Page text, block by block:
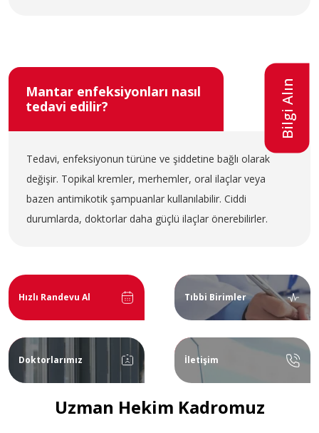
Mantar enfeksiyonları nasıl
tedavi edilir?
Tedavi, enfeksiyonun türüne ve şiddetine bağlı olarak
değişir. Topikal kremler, merhemler, oral ilaçlar veya
bazen antimikotik şampuanlar kullanılabilir. Ciddi
durumlarda, doktorlar daha güçlü ilaçlar önerebilirler.
Hızlı Randevu Al Tıbbi Birimler
Doktorlarımız İletişim
Uzman Hekim Kadromuz
Bilgi Alın